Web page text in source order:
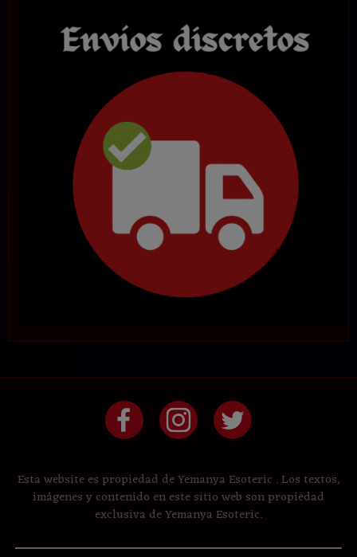
Esta website es propiedad de Yemanya Esoteric . Los textos,
imágenes y contenido en este sitio web son propiedad
exclusiva de Yemanya Esoteric.